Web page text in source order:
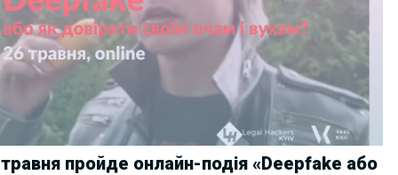
пройде онлайн-подія «Deepfake або